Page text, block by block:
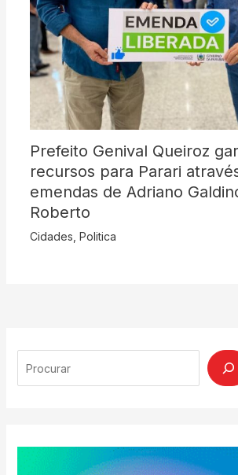
Prefeito Genival Queiroz
recursos para Parari
emendas de Adriano
Roberto
Cidades Politica